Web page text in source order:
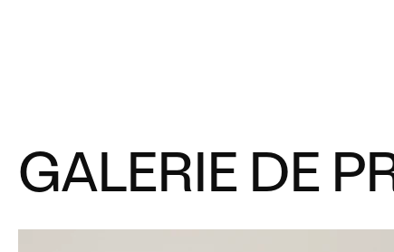
GALERIE DE